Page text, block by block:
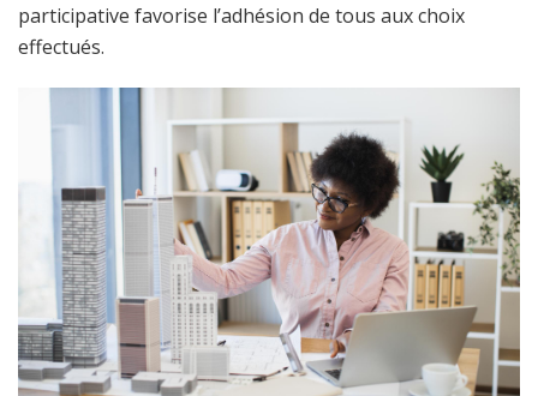
participative favorise l’adhésion de tous aux choix
effectués.